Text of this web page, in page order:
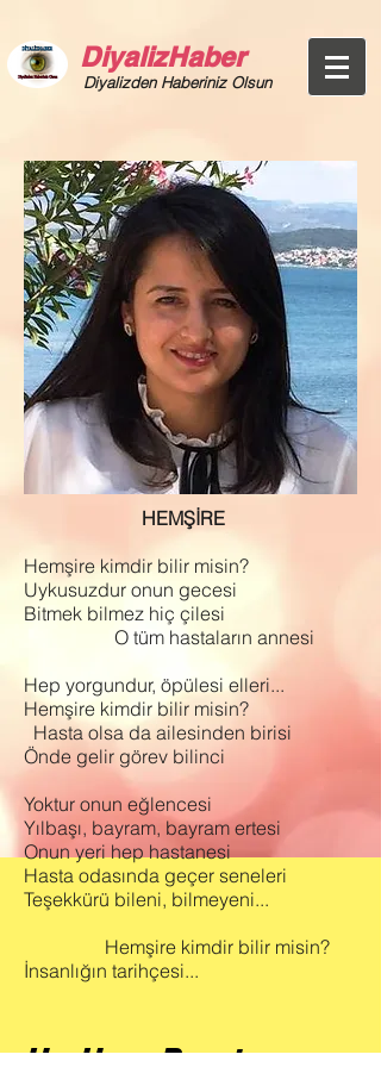
DiyalizHaber
Diyalizden Haberiniz Olsun
HEMŞİRE
Hemşire kimdir bilir misin?
Uykusuzdur onun gecesi
Bitmek bilmez hiç çilesi
O tüm hastaların annesi
Hep yorgundur, öpülesi elleri...
Hemşire kimdir bilir misin?
Hasta olsa da ailesinden birisi
Önde gelir görev bilinci
Yoktur onun eğlencesi
Yılbaşı, bayram, bayram ertesi
Onun yeri hep hastanesi
Hasta odasında geçer seneleri
Teşekkürü bileni, bilmeyeni...
Hemşire kimdir bilir misin?
İnsanlığın tarihçesi...
Uz. Hem. Papatya